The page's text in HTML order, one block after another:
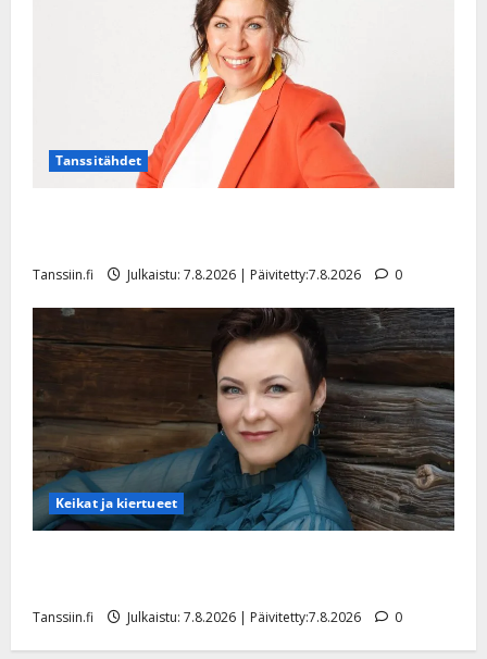
Tanssitähdet
Tanssiin.fi Julkaistu: 7.8.2026 | Päivitetty:7.8.2026 0
Keikat ja kiertueet
Tanssiin.fi Julkaistu: 7.8.2026 | Päivitetty:7.8.2026 0